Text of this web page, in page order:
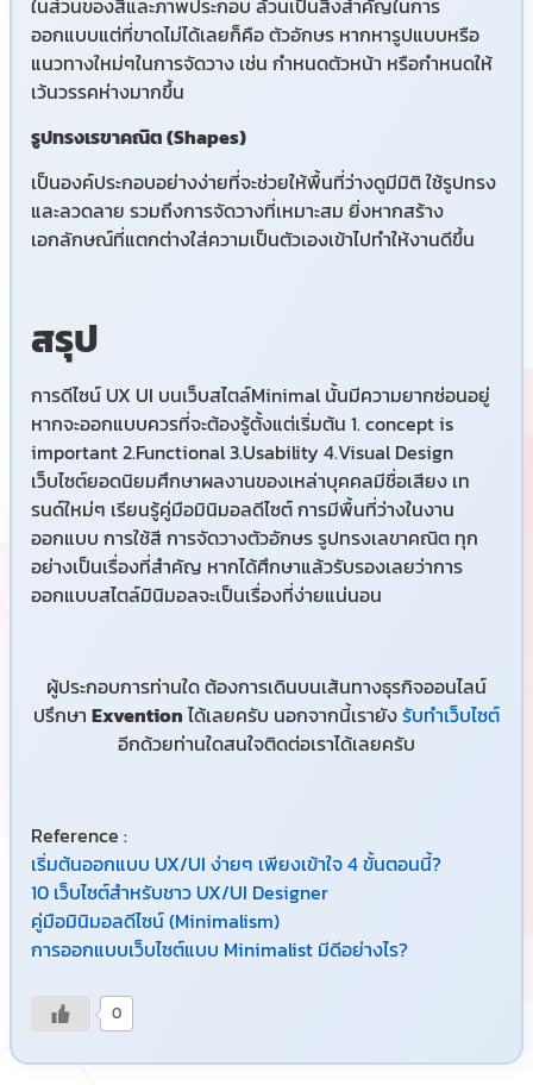
ออกแบบแต่ที่ขาดไม่ได้เลยก็คือ ตัวอักษร หากหารูปแบบหรือ
แนวทางใหม่ๆในการจัดวาง เช่น กำหนดตัวหน้า หรือกำหนดให้
เว้นวรรคห่างมากขึ้น
รูปทรงเรขาคณิต (Shapes)
เป็นองค์ประกอบอย่างง่ายที่จะช่วยให้พื้นที่ว่างดูมีมิติ ใช้รูปทรง
และลวดลาย รวมถึงการจัดวางที่เหมาะสม ยิ่งหากสร้าง
เอกลักษณ์ที่แตกต่างใส่ความเป็นตัวเองเข้าไปทำให้งานดีขึ้น
สรุป
การดีไซน์ UX UI บนเว็บสไตล์Minimal นั้นมีความยากซ่อนอยู่
หากจะออกแบบควรที่จะต้องรู้ตั้งแต่เริ่มต้น 1. concept is
important 2.Functional 3.Usability 4.Visual Design
เว็บไซต์ยอดนิยมศึกษาผลงานของเหล่าบุคคลมีชื่อเสียง เท
รนด์ใหม่ๆ เรียนรู้คู่มือมินิมอลดีไซต์ การมีพื้นที่ว่างในงาน
ออกแบบ การใช้สี การจัดวางตัวอักษร รูปทรงเลขาคณิต ทุก
อย่างเป็นเรื่องที่สำคัญ หากได้ศึกษาแล้วรับรองเลยว่าการ
ออกแบบสไตล์มินิมอลจะเป็นเรื่องที่ง่ายแน่นอน
ผู้ประกอบการท่านใด ต้องการเดินบนเส้นทางธุรกิจออนไลน์
ปรึกษา Exventionได้เลยครับ นอกจากนี้เรายังรับทำเว็บไซต์
อีกด้วยท่านใดสนใจติดต่อเราได้เลยครับ
Reference :
เริ่มต้นออกแบบ UX/UI ง่ายๆ เพียงเข้าใจ 4 ขั้นตอนนี้?
10 เว็บไซต์สำหรับชาว UX/UI Designer
คู่มือมินิมอลดีไซน์ (Minimalism)
การออกแบบเว็บไซต์แบบ Minimalist มีดีอย่างไร?
0